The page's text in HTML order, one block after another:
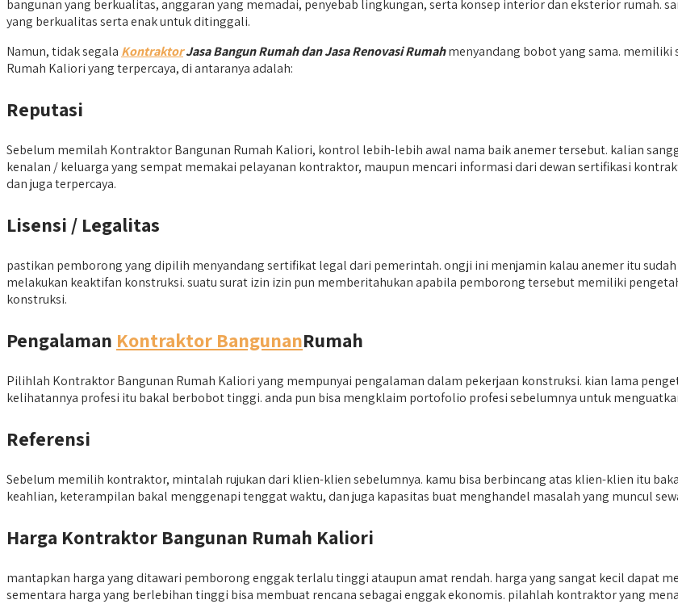
bangunan yang berkualitas, anggaran yang memadai, penyebab lingkungan, serta konsep interior dan eksterior rumah.
yang berkualitas serta enak untuk ditinggali.
Namun, tidak segala KontraktorJasa Bangun Rumah dan Jasa Renovasi Rumahmenyandang bobot yang sama.
Rumah Kaliori yang terpercaya, di antaranya adalah:
Reputasi
Sebelum memilah Kontraktor Bangunan Rumah Kaliori, kontrol lebih-lebih awal nama baik anemer tersebut. kalian
kenalan / keluarga yang sempat memakai pelayanan kontraktor, maupun mencari informasi dari dewan sertifikasi
dan juga terpercaya.
Lisensi / Legalitas
pastikan pemborong yang dipilih menyandang sertifikat legal dari pemerintah. ongji ini menjamin kalau anemer itu
melakukan keaktifan konstruksi. suatu surat izin izin pun memberitahukan apabila pemborong tersebut memiliki
konstruksi.
Pengalaman Kontraktor BangunanRumah
Pilihlah Kontraktor Bangunan Rumah Kaliori yang mempunyai pengalaman dalam pekerjaan konstruksi. kian lama
kelihatannya profesi itu bakal berbobot tinggi. anda pun bisa mengklaim portofolio profesi sebelumnya untuk
Referensi
Sebelum memilih kontraktor, mintalah rujukan dari klien-klien sebelumnya. kamu bisa berbincang atas klien-klien itu
keahlian, keterampilan bakal menggenapi tenggat waktu, dan juga kapasitas buat menghandel masalah yang muncul
Harga Kontraktor Bangunan Rumah Kaliori
mantapkan harga yang ditawari pemborong enggak terlalu tinggi ataupun amat rendah. harga yang sangat kecil dapat
sementara harga yang berlebihan tinggi bisa membuat rencana sebagai enggak ekonomis. pilahlah kontraktor yang